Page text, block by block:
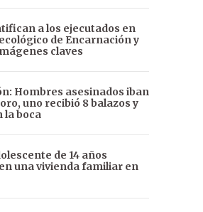
a los ejecutados en
de Encarnación y
claves
Hombres asesinados iban
uno recibió 8 balazos y
la boca
de 14 años
una vivienda familiar en